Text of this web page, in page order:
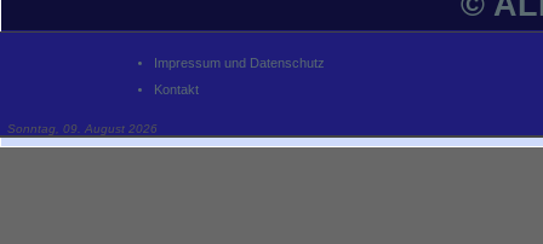
Impressum und Datenschutz
Kontakt
Sonntag, 09. August 2026